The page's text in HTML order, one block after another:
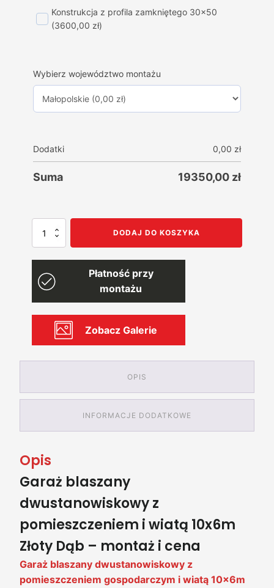
Konstrukcja z profila zamkniętego 30x50
(3600,00 zł)
Wybierz województwo montażu
Dodatki 0,00 zł
Suma 19350,00 zł
ilość
pomieszczeniem
DODAJ DO KOSZYKA
Płatność przy
montażu
Zobacz Galerie
OPIS
INFORMACJE DODATKOWE
Opis
Garaż blaszany
dwustanowiskowy z
pomieszczeniem i wiatą 10x6m
Złoty Dąb – montaż i cena
Garaż blaszany dwustanowiskowy z
pomieszczeniem gospodarczym i wiatą 10x6m